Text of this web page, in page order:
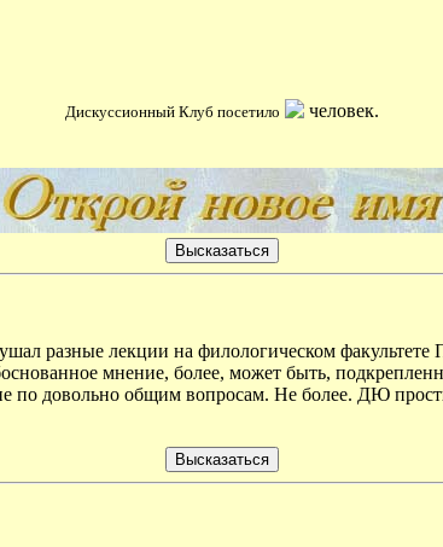
Дискуссионный Клуб посетило человек.
разные лекции на филологическом
мнение, более, может быть,
по довольно общим вопросам. Не более. ДЮ